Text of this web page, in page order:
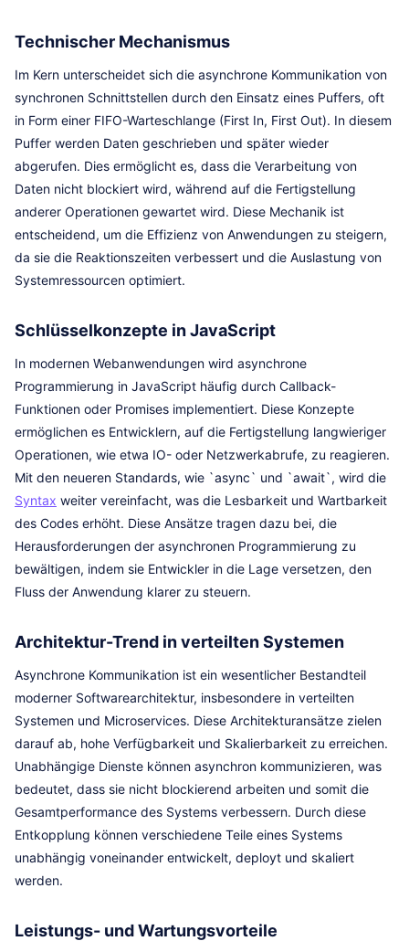
Technischer Mechanismus
Im Kern unterscheidet sich die asynchrone Kommunikation von
synchronen Schnittstellen durch den Einsatz eines Puffers, oft
in Form einer FIFO-Warteschlange (First In, First Out). In diesem
Puffer werden Daten geschrieben und später wieder
abgerufen. Dies ermöglicht es, dass die Verarbeitung von
Daten nicht blockiert wird, während auf die Fertigstellung
anderer Operationen gewartet wird. Diese Mechanik ist
entscheidend, um die Effizienz von Anwendungen zu steigern,
da sie die Reaktionszeiten verbessert und die Auslastung von
Systemressourcen optimiert.
Schlüsselkonzepte in JavaScript
In modernen Webanwendungen wird asynchrone
Programmierung in JavaScript häufig durch Callback-
Funktionen oder Promises implementiert. Diese Konzepte
ermöglichen es Entwicklern, auf die Fertigstellung langwieriger
Operationen, wie etwa IO- oder Netzwerkabrufe, zu reagieren.
Mit den neueren Standards, wie `async` und `await`, wird die
Syntax weiter vereinfacht, was die Lesbarkeit und Wartbarkeit
des Codes erhöht. Diese Ansätze tragen dazu bei, die
Herausforderungen der asynchronen Programmierung zu
bewältigen, indem sie Entwickler in die Lage versetzen, den
Fluss der Anwendung klarer zu steuern.
Architektur-Trend in verteilten Systemen
Asynchrone Kommunikation ist ein wesentlicher Bestandteil
moderner Softwarearchitektur, insbesondere in verteilten
Systemen und Microservices. Diese Architekturansätze zielen
darauf ab, hohe Verfügbarkeit und Skalierbarkeit zu erreichen.
Unabhängige Dienste können asynchron kommunizieren, was
bedeutet, dass sie nicht blockierend arbeiten und somit die
Gesamtperformance des Systems verbessern. Durch diese
Entkopplung können verschiedene Teile eines Systems
unabhängig voneinander entwickelt, deployt und skaliert
werden.
Leistungs- und Wartungsvorteile